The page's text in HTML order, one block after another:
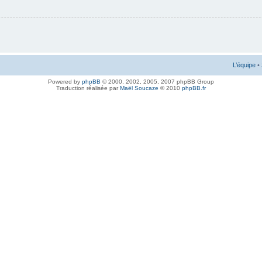
L’équipe •
Powered by phpBB © 2000, 2002, 2005, 2007 phpBB Group
Traduction réalisée parMaël Soucaze © 2010 phpBB.fr